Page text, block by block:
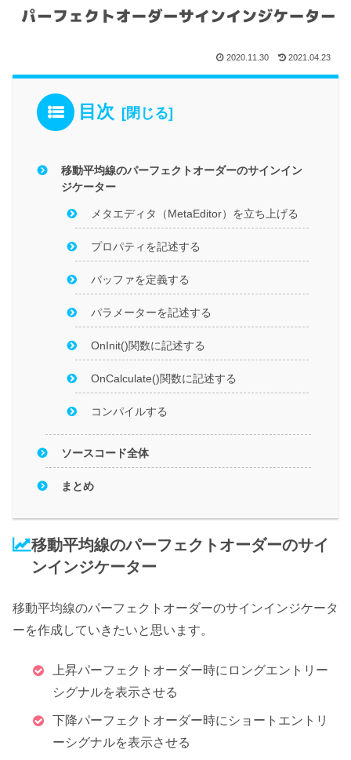
2020.11.30 2021.04.23
目次
移動平均線のパーフェクトオーダーのサインイン
ジケーター
メタエディタ（MetaEditor）を立ち上げる
プロパティを記述する
バッファを定義する
パラメーターを記述する
OnInit()関数に記述する
OnCalculate()関数に記述する
コンパイルする
ソースコード全体
まとめ
移動平均線のパーフェクトオーダーのサイ
ンインジケーター
移動平均線のパーフェクトオーダーのサインインジケータ
ーを作成していきたいと思います。
上昇パーフェクトオーダー時にロングエントリー
シグナルを表示させる
下降パーフェクトオーダー時にショートエントリ
ーシグナルを表示させる